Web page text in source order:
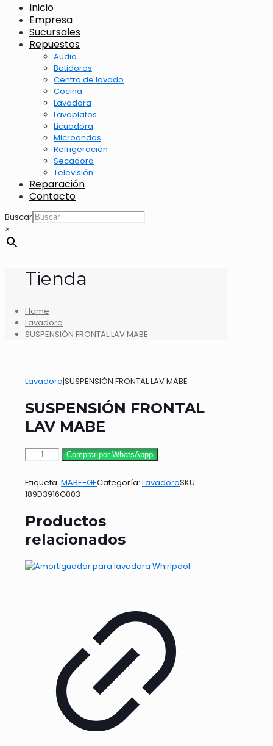
Inicio
Empresa
Sucursales
Repuestos
Audio
Batidoras
Centro de lavado
Cocina
Lavadora
Lavaplatos
Licuadora
Microondas
Refrigeración
Secadora
Televisión
Reparación
Contacto
Buscar
×
Tienda
Home
Lavadora
SUSPENSIÓN FRONTAL LAV MABE
Lavadora|SUSPENSIÓN FRONTAL LAV MABE
SUSPENSIÓN FRONTAL
LAV MABE
SUSPENSIÓN
MABE
cantidad
Comprar por WhatsAppp
Etiqueta: MABE-GECategoría: LavadoraSKU:
189D3916G003
Productos
relacionados